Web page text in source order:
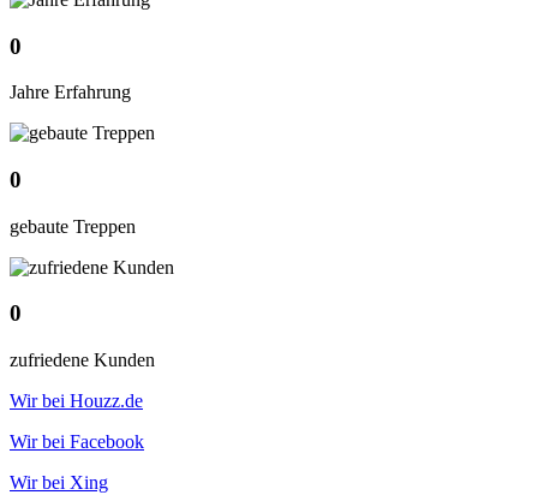
0
Jahre Erfahrung
0
gebaute Treppen
0
zufriedene Kunden
Wir bei Houzz.de
Wir bei Facebook
Wir bei Xing